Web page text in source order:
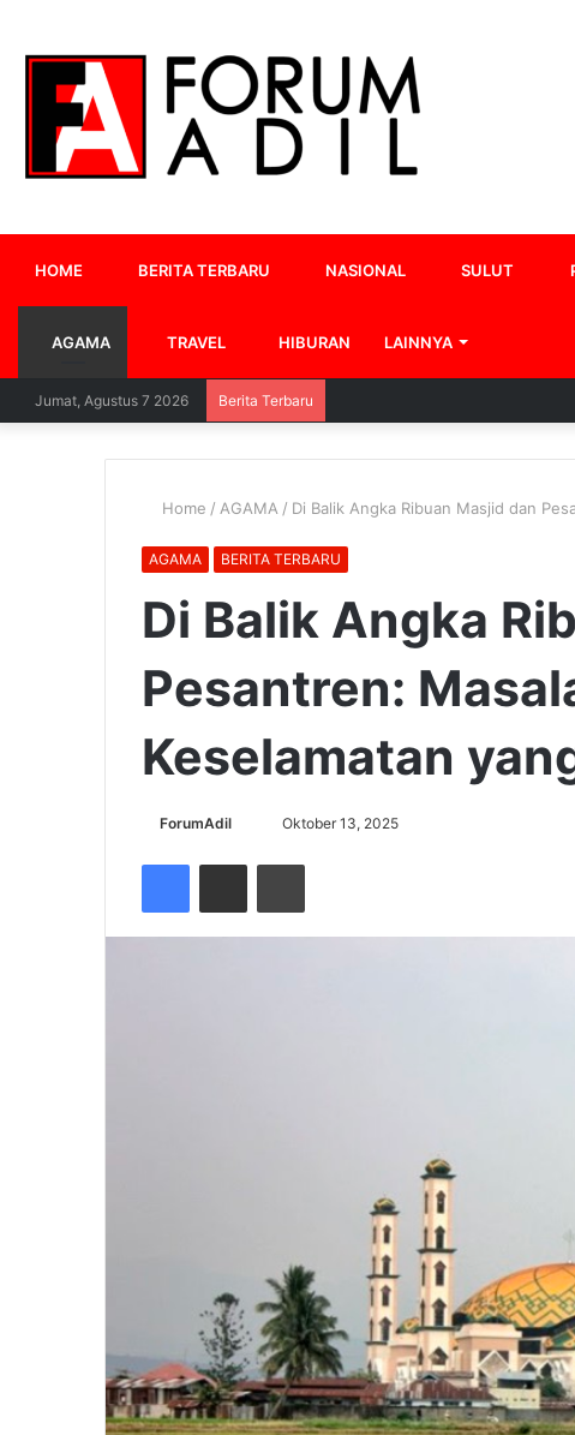
HOME BERITA TERBARU NASIONAL SULUT
AGAMA TRAVEL HIBURAN LAINNYA
Jumat, Agustus 7 2026 Berita Terbaru
Home / AGAMA / Di Balik Angka Ribuan Masjid dan
AGAMA BERITA TERBARU
Di Balik Angka
Pesantren:
Keselamatan
ForumAdil
SendOktober 13, 2025
FacebookShare via Email Cetak